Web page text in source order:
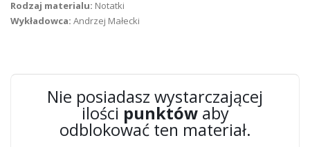
Rodzaj materialu: Notatki
Wykładowca: Andrzej Małecki
Nie posiadasz wystarczającej
ilości punktówaby
odblokować ten materiał.